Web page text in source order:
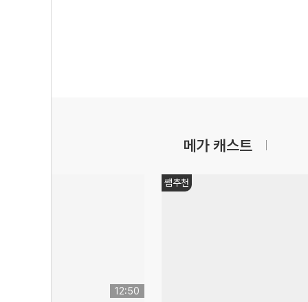
메가 캐스트
12:50
쌤추천